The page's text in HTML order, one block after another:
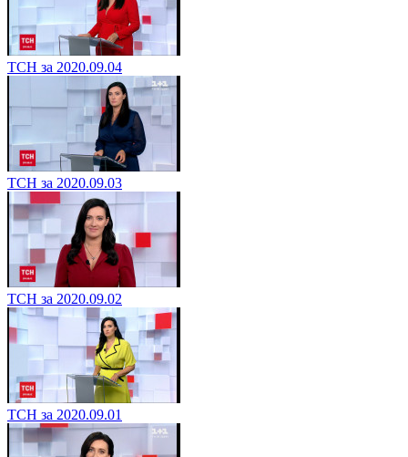
ТСН за 2020.09.04
ТСН за 2020.09.03
ТСН за 2020.09.02
ТСН за 2020.09.01